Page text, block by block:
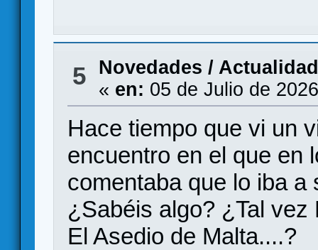
5
Novedades / Actualidad
« en: 05 de Julio de
Hace tiempo que vi un
encuentro en el que en
comentaba que lo iba
¿Sabéis algo? ¿Tal
El Asedio de Malta....?